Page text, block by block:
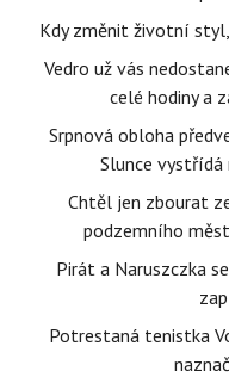
Kdy změnit životní
Vedro už vás
celé hodiny a
Srpnová obloha
Slunce
Chtěl jen zbourat
podzemního
Pirát a Naruszczka
Potrestaná tenistka